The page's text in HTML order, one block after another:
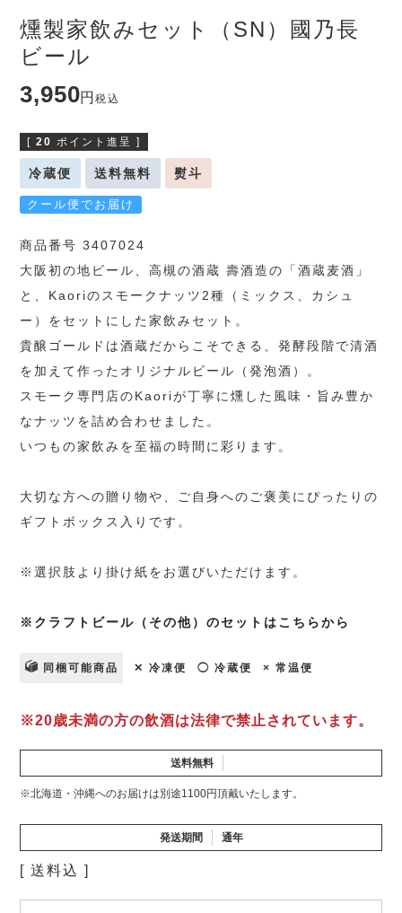
燻製家飲みセット（SN）國乃長
ビール
3,950 税込
[ 20 ポイント進呈 ]
冷蔵便 送料無料 熨斗
クール便でお届け
商品番号 3407024
大阪初の地ビール、高槻の酒蔵 壽酒造の「酒蔵麦酒」
と、Kaoriのスモークナッツ2種（ミックス、カシュ
ー）をセットにした家飲みセット。
貴醸ゴールドは酒蔵だからこそできる、発酵段階で清酒
を加えて作ったオリジナルビール（発泡酒）。
スモーク専門店のKaoriが丁寧に燻した風味・旨み豊か
なナッツを詰め合わせました。
いつもの家飲みを至福の時間に彩ります。
大切な方への贈り物や、ご自身へのご褒美にぴったりの
ギフトボックス入りです。
※選択肢より掛け紙をお選びいただけます。
※クラフトビール（その他）のセットはこちらから
同梱可能商品 ✕ 冷凍便 ◯ 冷蔵便 × 常温便
※20歳未満の方の飲酒は法律で禁止されています。
送料無料
※北海道・沖縄へのお届けは別途1100円頂戴いたします。
発送期間 通年
送料込